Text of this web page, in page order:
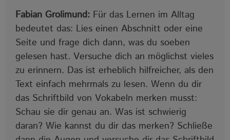
Fabian Grolimund: Für das Lernen im Alltag
bedeutet das: Lies einen Abschnitt oder eine
Seite und frage dich dann, was du soeben
gelesen hast. Versuche dich an möglichst vieles
zu erinnern. Das ist erheblich hilfreicher, als den
Text einfach mehrmals zu lesen. Wenn du dir
das Schriftbild von Vokabeln merken musst:
Schau sie dir genau an. Was ist schwierig
daran? Wie kannst du dir das merken? Schließe